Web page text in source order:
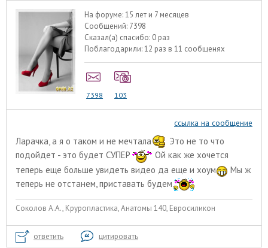
На форуме:15 лет и 7 месяцев
Сообщений: 7398
Сказал(а) спасибо: 0 раз
Поблагодарили:12 раз в 11 сообщенях
7398 103
ссылка на сообщение
Ларачка, а я о таком и не мечтала
Это не то что
подойдет - это будет СУПЕР
Ой как же хочется
теперь еще больше увидеть видео да еще и хоум
Мы ж
теперь не отстанем, приставать будем
Соколов А.А., Круропластика, Анатомы 140, Евросиликон
ответить цитировать